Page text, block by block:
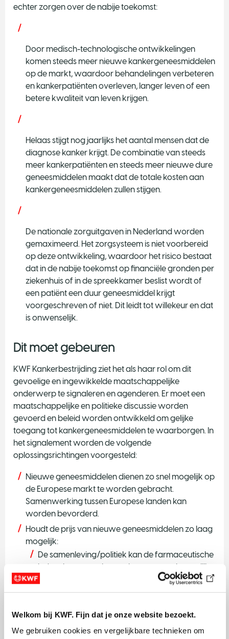
Welkom bij KWF. Fijn dat je onze website bezoekt.
We gebruiken cookies en vergelijkbare technieken om
echter zorgen over de nabije toekomst:
Door medisch-technologische ontwikkelingen
komen steeds meer nieuwe kankergeneesmiddelen
op de markt, waardoor behandelingen verbeteren
en kankerpatiënten overleven, langer leven of een
betere kwaliteit van leven krijgen.
Helaas stijgt nog jaarlijks het aantal mensen dat de
diagnose kanker krijgt. De combinatie van steeds
meer kankerpatiënten en steeds meer nieuwe dure
geneesmiddelen maakt dat de totale kosten aan
kankergeneesmiddelen zullen stijgen.
De nationale zorguitgaven in Nederland worden
gemaximeerd. Het zorgsysteem is niet voorbereid
op deze ontwikkeling, waardoor het risico bestaat
dat in de nabije toekomst op financiële gronden per
ziekenhuis of in de spreekkamer beslist wordt of
een patiënt een duur geneesmiddel krijgt
voorgeschreven of niet. Dit leidt tot willekeur en dat
is onwenselijk.
Dit moet gebeuren
KWF Kankerbestrijding ziet het als haar rol om dit
gevoelige en ingewikkelde maatschappelijke
onderwerp te signaleren en agenderen. Er moet een
maatschappelijke en politieke discussie worden
gevoerd en beleid worden ontwikkeld om gelijke
toegang tot kankergeneesmiddelen te waarborgen. In
het signalement worden de volgende
oplossingsrichtingen voorgesteld:
Nieuwe geneesmiddelen dienen zo snel mogelijk op
de Europese markt te worden gebracht.
Samenwerking tussen Europese landen kan
worden bevorderd.
Houdt de prijs van nieuwe geneesmiddelen zo laag
mogelijk:
De samenleving/politiek kan de farmaceutische
industrie aanspreken op haar maatschappelijke
verantwoordelijkheid;
De overheid kan een zo laag mogelijke ‘lijstprijs’
farmaceuten;
Zorgverzekeraars en ziekenhuisapotheken